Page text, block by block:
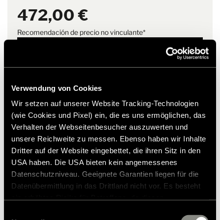
Verwendung von Cookies
Wir setzen auf unserer Website Tracking-Technologien
(wie Cookies und Pixel) ein, die es uns ermöglichen, das
Verhalten der Webseitenbesucher auszuwerten und
unsere Reichweite zu messen. Ebenso haben wir Inhalte
Dritter auf der Website eingebettet, die ihren Sitz in den
USA haben. Die USA bieten kein angemessenes
Datenschutzniveau. Geeignete Garantien liegen für die
Datenübermittlung in das Drittland nicht vor. Es besteht
Nota
El material de la estera se
mantiene flexible hasta -30 °C
472,00 €
Recomendación de precio no vinculante*
* Los accesorios originales de Hymer no están disponibles
de fábrica, sino que solo pueden pedirse y adaptarse a
través de su socio comercial. Las imágenes están sujetas a
cambios.